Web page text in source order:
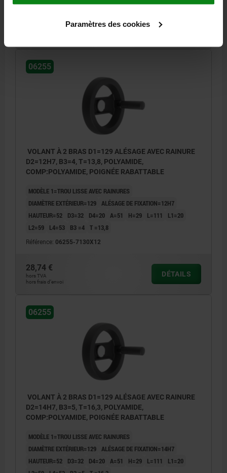
Paramètres des cookies
06255
VOLANT À 2 BRAS D1=129 ALÉSAGE AVEC RAINURE
D2=12H7, B3=4, T=13,8, POLYAMIDE,
COMP:POLYAMIDE, POIGNÉE RABATTABLE
MODÈLE 1=TROU LISSE AVEC RAINURES
DIAMÈTRE EXTÉRIEUR=129 ALÉSAGE DE FIXATION=12H7
HAUTEUR=52
D3=32 D4=20 A=51 H=29 L=111
L1=20
L2=59
L4=53 B3 =4 T =13,8
Référence: 06255-7130X12
28,74 €
hors TVA
hors frais d’envoi
DÉTAILS
06255
VOLANT À 2 BRAS D1=129 ALÉSAGE AVEC RAINURE
D2=14H7, B3=5, T=16,3, POLYAMIDE,
COMP:POLYAMIDE, POIGNÉE RABATTABLE
MODÈLE 1=TROU LISSE AVEC RAINURES
DIAMÈTRE EXTÉRIEUR=129 ALÉSAGE DE FIXATION=14H7
HAUTEUR=52
D3=32 D4=20 A=51 H=29 L=111
L1=20